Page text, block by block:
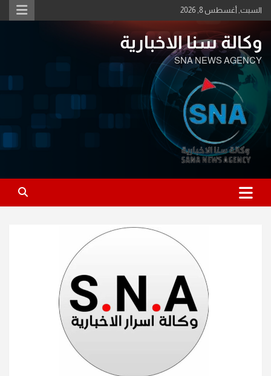
Skip
to
السبت, أغسطس 8, 2026
وكالة سنا الاخبارية
SNA NEWS AGENCY